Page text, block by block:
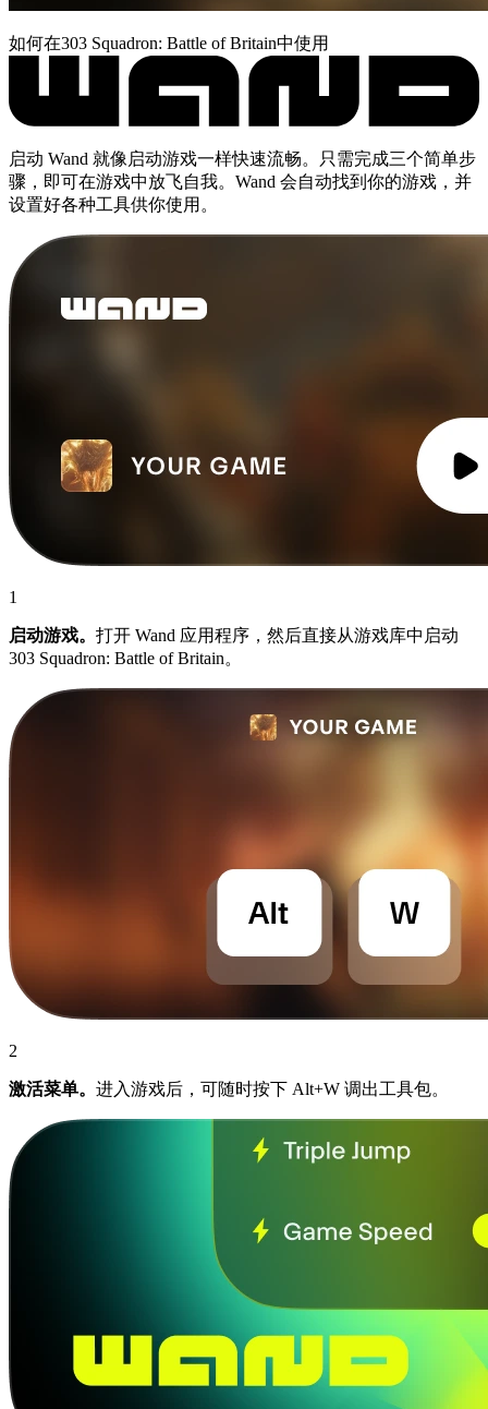
如何在303 Squadron: Battle of Britain中使用
启动 Wand 就像启动游戏一样快速流畅。只需完成三个简单步
骤，即可在游戏中放飞自我。Wand 会自动找到你的游戏，并
设置好各种工具供你使用。
1
启动游戏。 打开 Wand 应用程序，然后直接从游戏库中启动
303 Squadron: Battle of Britain。
2
激活菜单。 进入游戏后，可随时按下 Alt+W 调出工具包。